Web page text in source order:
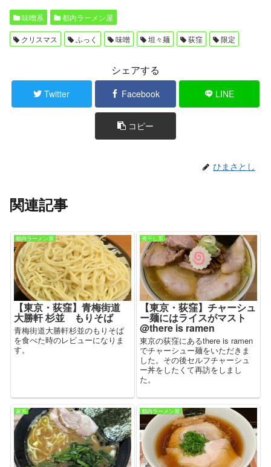
味噌系 都内ラーメン屋
クリスマス ふっく 味噌 坦々麺 荻窪 限定
シェアする
Twitter Facebook LINE
コピー
ひまさとし
関連記事
都内ラーメン屋
【東京・荻窪】青梅街道
大勝軒 杉並 もりそば
青梅街道大勝軒杉並のもりそば
を食べた時のレビューになりま
す。
煮干し系
【東京・荻窪】チャーシュ
ー麺にはライスがマスト
@there is ramen
東京の荻窪にあるthere is ramen
でチャーシュー麺をいただきま
した。その後セルフチャーシュ
ー丼をしたくて再訪をしまし
た。
家系 都内ラーメン屋